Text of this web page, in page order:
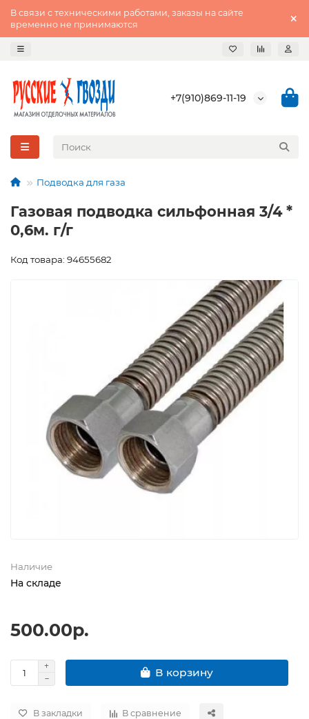
В связи с техническими работами, заказы на сайте
временно не принимаются
+7(910)869-11-19
Подводка для газа
Газовая подводка сильфонная 3/4 *
0,6м. г/г
Код товара: 94655682
Наличие
На складе
500.00р.
В корзину
В закладки В сравнение